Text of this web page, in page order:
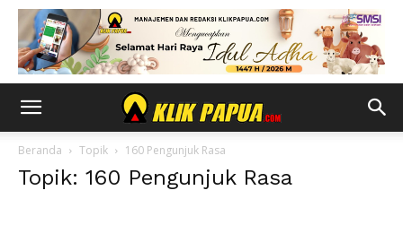
Beranda Topik 160 Pengunjuk Rasa
Topik: 160 Pengunjuk Rasa